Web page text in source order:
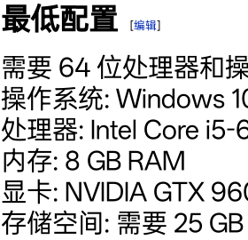
最低配置 [编辑]
需要 64 位处理器和
操作系统: Windows
处理器: Intel Core
内存: 8 GB RAM
显卡: NVIDIA GTX
存储空间: 需要 25